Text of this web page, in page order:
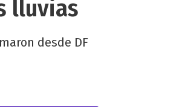
lluvias
desde DF